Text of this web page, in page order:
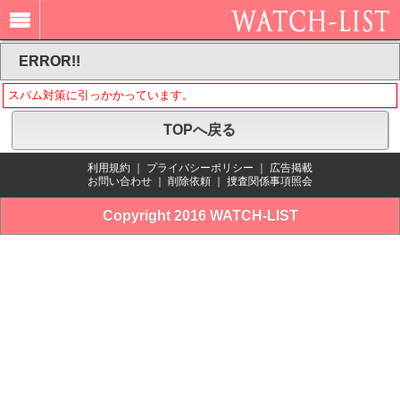
ERROR!!
スパム対策に引っかかっています。
TOPへ戻る
利用規約 プライバシーポリシー
広告掲載
お問い合わせ
削除依頼 捜査関係事項照会
Copyright 2016 WATCH-LIST